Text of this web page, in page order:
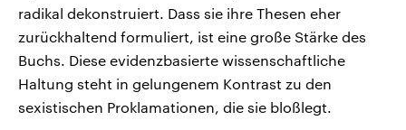
radikal dekonstruiert. Dass sie ihre Thesen eher
zurückhaltend formuliert, ist eine große Stärke des
Buchs. Diese evidenzbasierte wissenschaftliche
Haltung steht in gelungenem Kontrast zu den
sexistischen Proklamationen, die sie bloßlegt.